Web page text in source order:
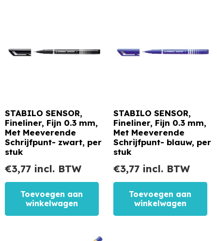
STABILO SENSOR,
Fineliner, Fijn 0.3 mm,
Met Meeverende
Schrijfpunt- zwart, per
stuk
€3,77 incl. BTW
Toevoegen aan
winkelwagen
STABILO SENSOR,
Fineliner, Fijn 0.3 mm,
Met Meeverende
Schrijfpunt- blauw, per
stuk
€3,77 incl. BTW
Toevoegen aan
winkelwagen